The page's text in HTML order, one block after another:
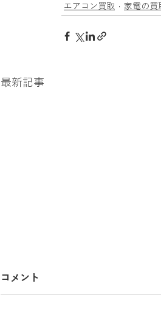
金買取、貴金属買取、アクセサリー買
エアコン買取 家電の買
最新記事
コメント